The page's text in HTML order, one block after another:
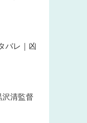
バレ｜凶
沢清監督